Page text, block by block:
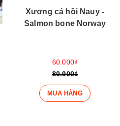
Xương cá hồi Nauy -
Salmon bone Norway
60.000₫
80.000₫
MUA HÀNG